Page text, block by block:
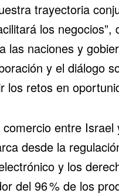
trayectoria
los negocios”,
las naciones y
y el diálogo
los retos en
entre Israel
desde la
y los
del 96 % de los